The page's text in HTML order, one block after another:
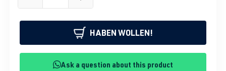
HABEN WOLLEN!
Ask a question about this product